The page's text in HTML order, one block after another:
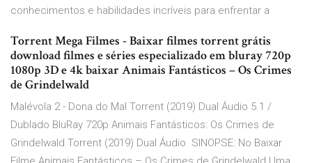
conhecimentos e habilidades incríveis para enfrentar a
Torrent Mega Filmes - Baixar filmes torrent grátis
download filmes e séries especializado em bluray 720p
1080p 3D e 4k baixar Animais Fantásticos – Os Crimes
de Grindelwald
Malévola 2 - Dona do Mal Torrent (2019) Dual Áudio 5.1 /
Dublado BluRay 720p Animais Fantásticos: Os Crimes de
Grindelwald Torrent (2019) Dual Áudio SINOPSE: No Baixar